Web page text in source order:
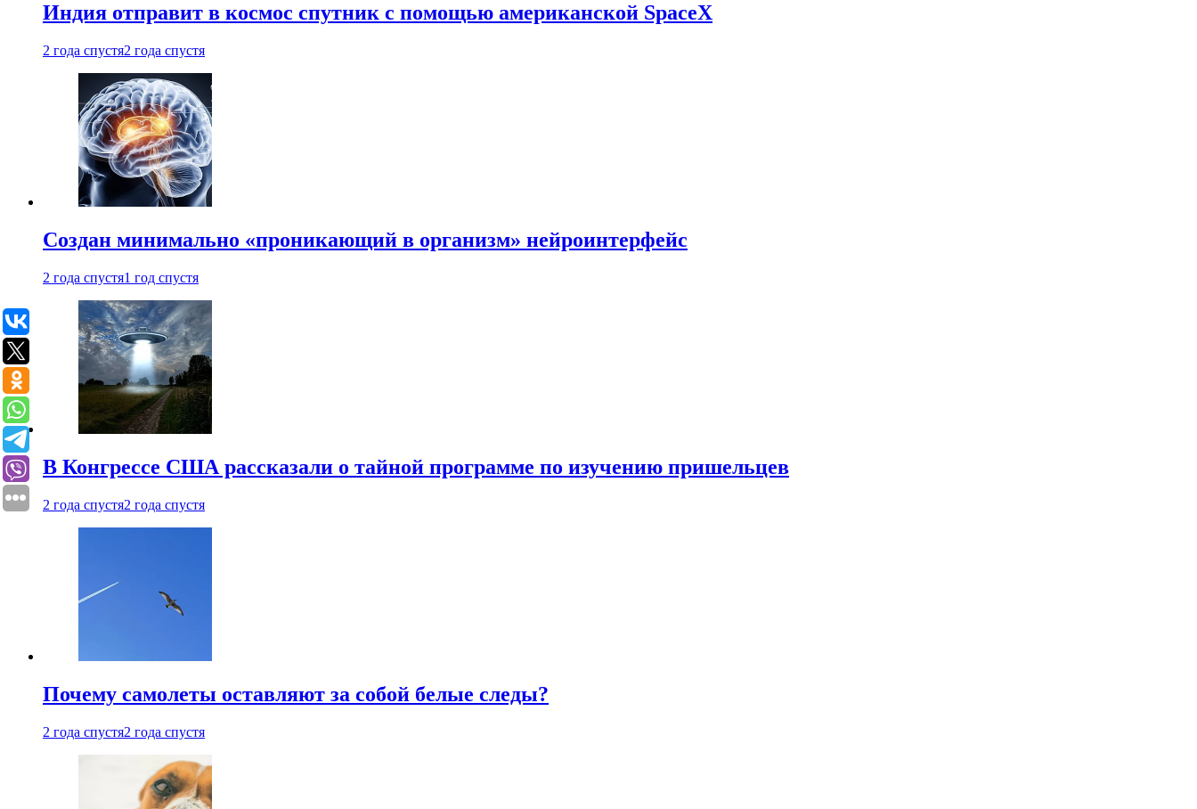
Индия отправит в космос спутник с помощью американской SpaceX
2 года спустя2 года спустя
Создан минимально «проникающий в организм» нейроинтерфейс
2 года спустя1 год спустя
В Конгрессе США рассказали о тайной программе по изучению пришельцев
2 года спустя2 года спустя
Почему самолеты оставляют за собой белые следы?
2 года спустя2 года спустя